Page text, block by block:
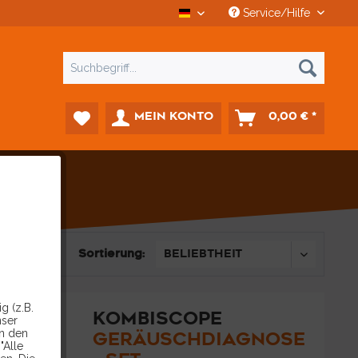
CCD Car-Diagnostics Deutsch
Service/Hilfe
MEIN KONTO 0,00 € *
(z.B.
den
Sortierung:
KOMBISCOPE
GERÄUSCHDIAGNOSE